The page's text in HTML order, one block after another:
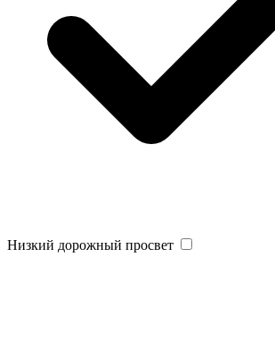
Низкий дорожный просвет